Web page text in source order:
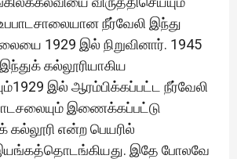
நீர்வேலி இந்து
1929 இல் நிறுவினார். 1945
கல்லூரியாகிய
இல் ஆரம்பிக்கப்பட்ட நீர்வேலி
இணைக்கப்பட்டு
கல்லூரி என்ற பெயரில்
இயங்கத்தொடங்கியது. இதே போலவே